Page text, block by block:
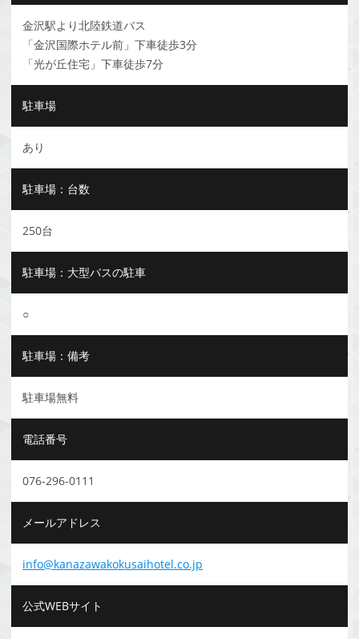
金沢駅より北陸鉄道バス
「金沢国際ホテル前」下車徒歩3分
「光が丘住宅」下車徒歩7分
駐車場
あり
駐車場：台数
250台
駐車場：大型バスの駐車
○
駐車場：備考
駐車場無料
電話番号
076-296-0111
メールアドレス
info@kanazawakokusaihotel.co.jp
公式WEBサイト